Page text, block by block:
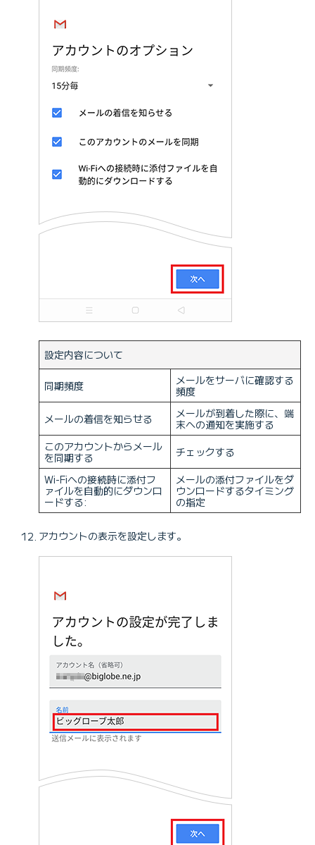
設定内容について
同期頻度
メールをサーバに確認する
頻度
メールの着信を知らせる
メールが到着した際に、端
末への通知を実施する
このアカウントからメール
を同期する
チェックする
Wi-Fiへの接続時に添付フ
ァイルを自動的にダウンロ
ードする:
メールの添付ファイルをダ
ウンロードするタイミング
の指定
アカウントの表示を設定します。